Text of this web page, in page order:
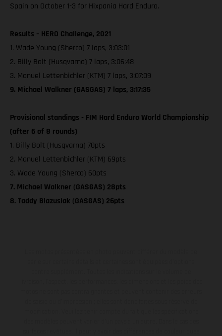
Spain on October 1-3 for Hixpania Hard Enduro.
Results – HERO Challenge, 2021
1. Wade Young (Sherco) 7 laps, 3:03:01
2. Billy Bolt (Husqvarna) 7 laps, 3:06:48
3. Manuel Lettenbichler (KTM) 7 laps, 3:07:09
9. Michael Walkner (GASGAS) 7 laps, 3:17:35
Provisional standings - FIM Hard Enduro World Championship
(after 6 of 8 rounds)
1. Billy Bolt (Husqvarna) 70pts
2. Manuel Lettenbichler (KTM) 69pts
3. Wade Young (Sherco) 60pts
7. Michael Walkner (GASGAS) 28pts
8. Taddy Blazusiak (GASGAS) 26pts